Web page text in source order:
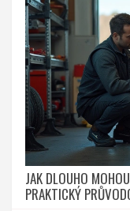
JAK DLOUHO
PRAKTICKÝ